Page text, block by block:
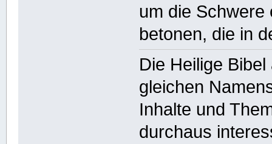
um die Schwere
betonen, die in
Die Heilige
gleichen
Inhalte und
durchaus